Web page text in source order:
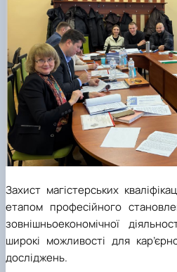
Захист магістерських
етапом професійного
зовнішньоекономічної
широкі можливості для
досліджень.